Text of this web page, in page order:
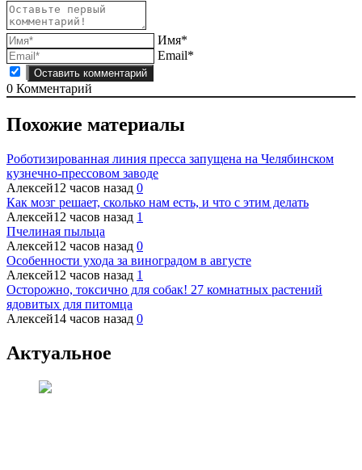
Имя*
Email*
0 Комментарий
Похожие материалы
Роботизированная линия пресса запущена на Челябинском
кузнечно-прессовом заводе
Алексей12 часов назад 0
Как мозг решает, сколько нам есть, и что с этим делать
Алексей12 часов назад 1
Пчелиная пыльца
Алексей12 часов назад 0
Особенности ухода за виноградом в августе
Алексей12 часов назад 1
Осторожно, токсично для собак! 27 комнатных растений
ядовитых для питомца
Алексей14 часов назад 0
Актуальное